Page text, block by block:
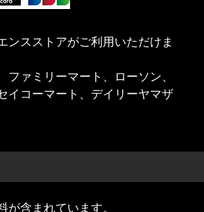
ンスストアがご利用いただけま
ファミリーマート、ローソン、
イコーマート、デイリーヤマザ
が含まれています。